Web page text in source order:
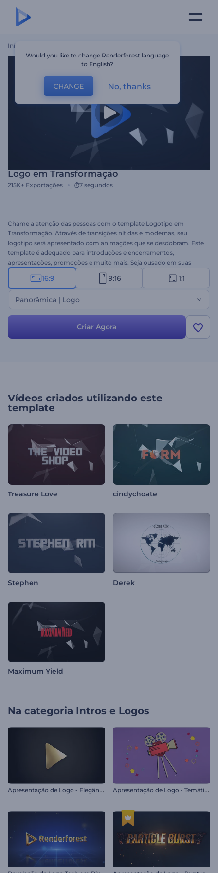
Início
Logo em Transformação
215K+ Exportações 7 segundos
Chame a atenção das pessoas com o template Logotipo em
Transformação. Através de transições nítidas e modernas, seu
logotipo será apresentado com animações que se desdobram. Este
template é adequado para introduções e encerramentos,
apresentações, promoções e muito mais. Seja ousado em suas
criações e experimente hoje mesmo!
16:9 9:16 1:1
Panorâmica | Logo
Criar Agora
Vídeos criados utilizando este
template
Treasure Love cindychoate
Stephen Derek
Maximum Yield
Na categoria Intros e Logos
A
presentação de Logo - Elegância A
presentação de Logo - Temático de Cinema
Would you like to change Renderforest language
to English?
CHANGE No, thanks